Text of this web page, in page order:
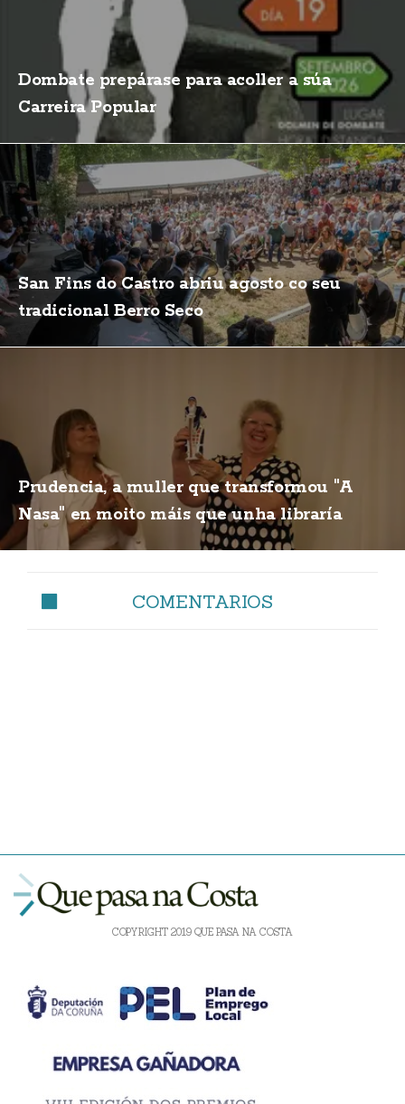
Dombate prepárase para acoller a súa
Carreira Popular
San Fins do Castro abriu agosto co seu
tradicional Berro Seco
Prudencia, a muller que transformou "A
Nasa" en moito máis que unha libraría
COMENTARIOS
COPYRIGHT 2019 QUE PASA NA COSTA